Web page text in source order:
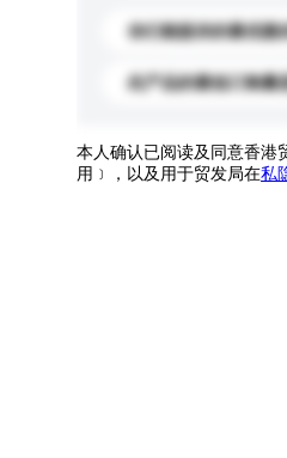
你们能提供的最优惠
此产品的最低订购量
本人确认已阅读及同意香港
用﹞，以及用于贸发局在私